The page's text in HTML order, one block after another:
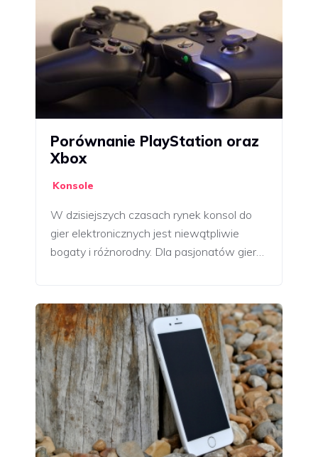
Porównanie PlayStation oraz
Xbox
Konsole
W dzisiejszych czasach rynek konsol do
gier elektronicznych jest niewątpliwie
bogaty i różnorodny. Dla pasjonatów gier…